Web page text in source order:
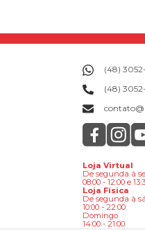
(48)
(48)
Loja Virtual
De segunda à
08:00 - 12:00 e
Loja Física
De segunda à
10:00 - 22:00
Domingo
14:00 - 21:00